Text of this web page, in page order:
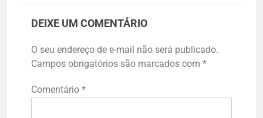
DEIXE UM COMENTÁRIO
O seu endereço de e-mail não será publicado.
Campos obrigatórios são marcados com *
Comentário *